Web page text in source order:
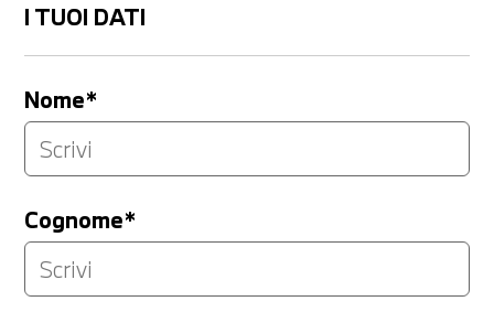
I TUOI DATI
Nome*
Cognome*